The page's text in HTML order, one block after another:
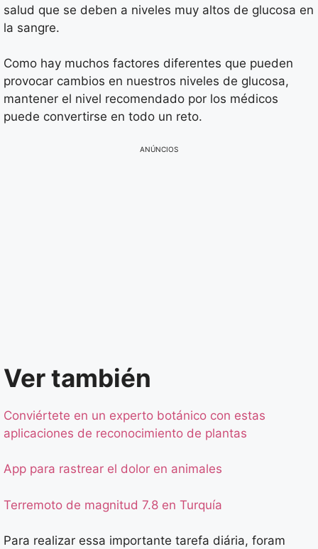
salud que se deben a niveles muy altos de glucosa en
la sangre.
Como hay muchos factores diferentes que pueden
provocar cambios en nuestros niveles de glucosa,
mantener el nivel recomendado por los médicos
puede convertirse en todo un reto.
ANÚNCIOS
Ver también
Conviértete en un experto botánico con estas
aplicaciones de reconocimiento de plantas
App para rastrear el dolor en animales
Terremoto de magnitud 7.8 en Turquía
Para realizar essa importante tarefa diária, foram